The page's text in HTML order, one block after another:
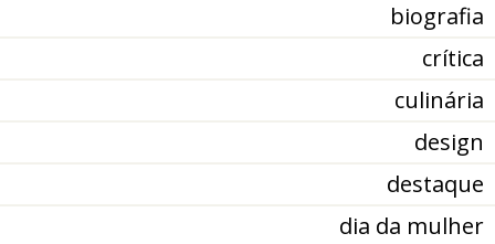
biografia
crítica
culinária
design
destaque
dia da mulher